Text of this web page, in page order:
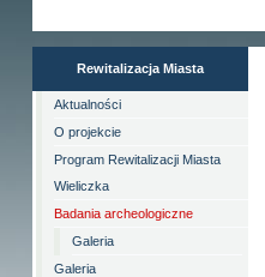
Rewitalizacja Miasta
Aktualności
O projekcie
Program Rewitalizacji Miasta
Wieliczka
Badania archeologiczne
Galeria
Galeria